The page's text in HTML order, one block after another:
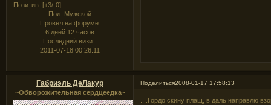
Позитив: [+3/-0]
Пол: Мужской
Провел на форуме:
6 дней 12 часов
Последний визит:
2011-07-18 00:26:11
Поделиться2008-01-17 17:58:13
Габриэль ДеЛакур
~Обворожительная сердцеедка~
....Гордо скину плащ, в даль направлю